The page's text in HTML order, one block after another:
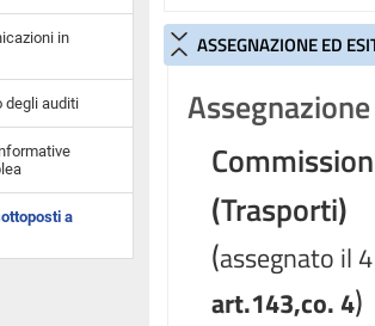
in
degli auditi
a
ASSEGNAZIONE ED
(Trasporti)
(assegnato il
art.143,co. 4)